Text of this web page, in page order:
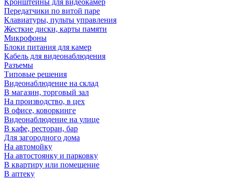
Кронштейны для видеокамер
Передатчики по витой паре
Клавиатуры, пульты управления
Жесткие диски, карты памяти
Микрофоны
Блоки питания для камер
Кабель для видеонаблюдения
Разъемы
Типовые решения
Видеонаблюдение на склад
В магазин, торговый зал
На производство, в цех
В офисе, коворкинге
Видеонаблюдение на улице
В кафе, ресторан, бар
Для загородного дома
На автомойку
На автостоянку и парковку
В квартиру или помещение
В аптеку